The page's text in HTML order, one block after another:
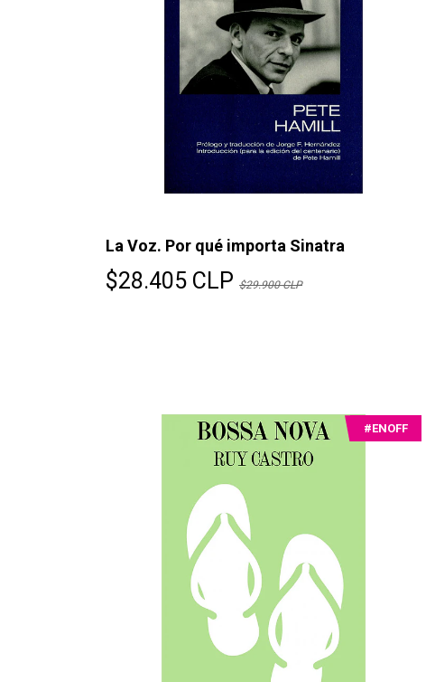
La Voz. Por qué importa Sinatra
$28.405 CLP $29.900 CLP
#ENOFF